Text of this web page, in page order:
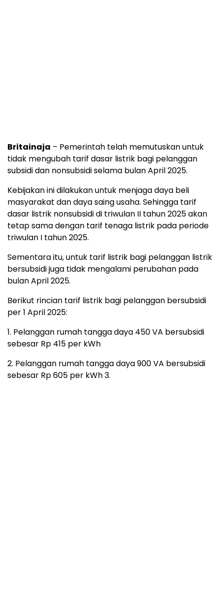
Britainaja – Pemerintah telah memutuskan untuk
tidak mengubah tarif dasar listrik bagi pelanggan
subsidi dan nonsubsidi selama bulan April 2025.
Kebijakan ini dilakukan untuk menjaga daya beli
masyarakat dan daya saing usaha. Sehingga tarif
dasar listrik nonsubsidi di triwulan II tahun 2025 akan
tetap sama dengan tarif tenaga listrik pada periode
triwulan I tahun 2025.
Sementara itu, untuk tarif listrik bagi pelanggan listrik
bersubsidi juga tidak mengalami perubahan pada
bulan April 2025.
Berikut rincian tarif listrik bagi pelanggan bersubsidi
per 1 April 2025:
1. Pelanggan rumah tangga daya 450 VA bersubsidi
sebesar Rp 415 per kWh
2. Pelanggan rumah tangga daya 900 VA bersubsidi
sebesar Rp 605 per kWh 3.